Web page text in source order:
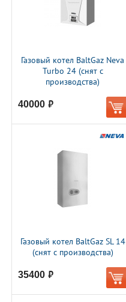
Газовый котел BaltGaz Neva
Turbo 24 (снят с
производства)
40000 руб.
Газовый котел BaltGaz SL 14
(снят с производства)
35400 руб.